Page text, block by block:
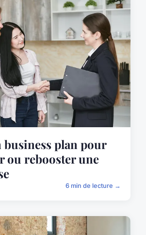
business plan pour
ou rebooster une
6 min de lecture →